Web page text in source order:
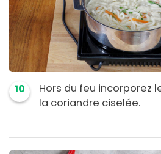
10
Hors du feu incorporez
la coriandre ciselée.